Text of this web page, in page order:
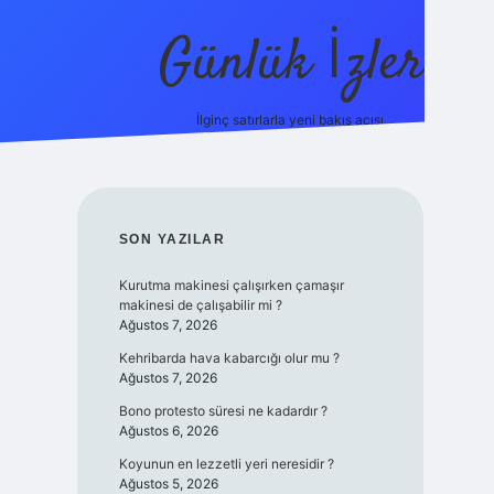
Günlük İzler
İlginç satırlarla yeni bakış açısı.
SIDEBAR
SON YAZILAR
Kurutma makinesi çalışırken çamaşır
makinesi de çalışabilir mi ?
Ağustos 7, 2026
Kehribarda hava kabarcığı olur mu ?
Ağustos 7, 2026
Bono protesto süresi ne kadardır ?
Ağustos 6, 2026
Koyunun en lezzetli yeri neresidir ?
Ağustos 5, 2026